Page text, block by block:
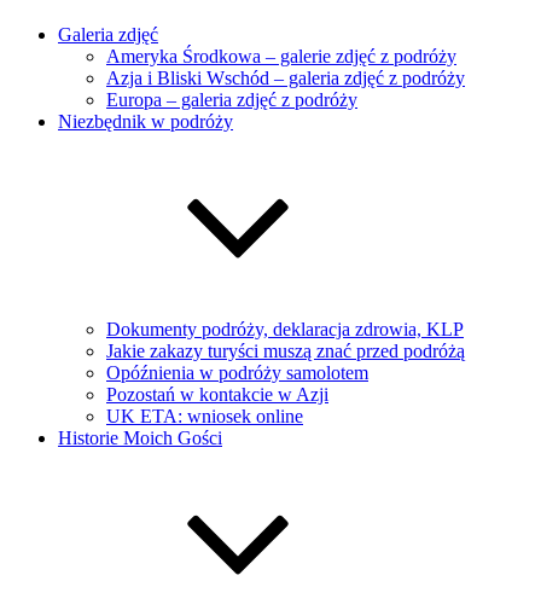
Galeria zdjęć
Ameryka Środkowa – galerie zdjęć z podróży
Azja i Bliski Wschód – galeria zdjęć z podróży
Europa – galeria zdjęć z podróży
Niezbędnik w podróży
Dokumenty podróży, deklaracja zdrowia, KLP
Jakie zakazy turyści muszą znać przed podróżą
Opóźnienia w podróży samolotem
Pozostań w kontakcie w Azji
UK ETA: wniosek online
Historie Moich Gości